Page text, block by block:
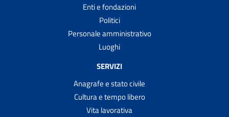
Enti e fondazioni
Politici
Personale amministrativo
Luoghi
SERVIZI
Anagrafe e stato civile
Cultura e tempo libero
Vita lavorativa